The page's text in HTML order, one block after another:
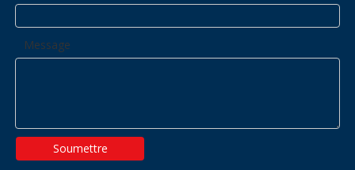
Message
Soumettre